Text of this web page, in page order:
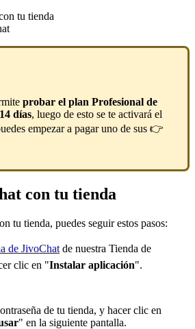
tu tienda
probar el plan Profesional de
días, luego de esto se te activará el
empezar a pagar uno de sus 👉
con tu tienda
tu tienda, puedes seguir estos pasos:
de JivoChat de nuestra Tienda de
clic en "Instalar aplicación".
de tu tienda, y hacer clic en
" en la siguiente pantalla.